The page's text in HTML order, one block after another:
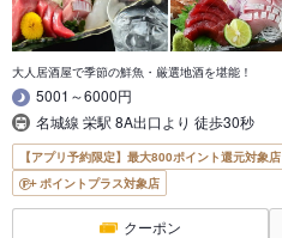
大人居酒屋で季節の鮮魚・厳選地酒を堪能！
5001～6000円
名城線 栄駅 8A出口より 徒歩30秒
【アプリ予約限定】最大800ポイント還元対象店
ポイントプラス対象店
クーポン